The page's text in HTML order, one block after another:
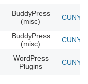
BuddyPress
(misc)
CUNY
BuddyPress
(misc)
CUNY
WordPress
Plugins
CUNY